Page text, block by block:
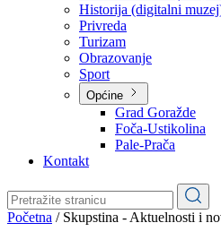
O kantonu
O kantonu
Simboli kantona (Grb,
Historija (digitalni muzej)
Privreda
Turizam
Obrazovanje
Općine
Pale-Prača
Kontakt